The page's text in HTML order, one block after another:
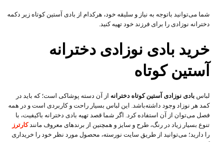
شما می‌توانید باتوجه به نیاز و سلیقه خود، هرکدام از بادی آستین کوتاه زیر دکمه
دخترانه نوزادی را برای فرزند خود تهیه کنید.
خرید بادی نوزادی دخترانه
آستین کوتاه
لباس بادی نوزادی آستین کوتاه دخترانه از آن دسته پوشاکی است؛ که باید در
کمد هر نوزاد وجود داشته‌باشد. این لباس بسیار راحت و کاربردی است و در همه
فصل می‌توان از آن استفاده کرد. اگر شما قصد تهیه بادی دخترانه باکیفیت، با
تنوع بسیار زیاد در رنگ، طرح و سایز و همچنین از برند‌های معروف مانندکارترز
را دارید؛ می‌توانید از طریق سایت نورسته، محصول مورد نظر خود را خریداری